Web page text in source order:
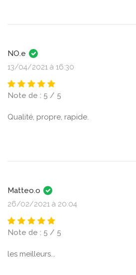
NO.e
13/04/2021 à 16:30
Note de : 5 / 5
Qualité, propre, rapide.
Matteo.o
26/02/2021 à 20:04
Note de : 5 / 5
les meilleurs...